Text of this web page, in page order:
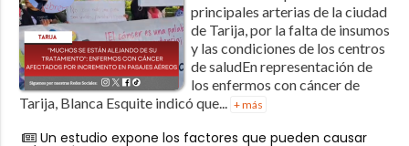
principales arterias de la ciudad
de Tarija, por la falta de insumos
y las condiciones de los centros
de saludEn representación de
los enfermos con cáncer de
Tarija, Blanca Esquite indicó que... + más
Un estudio expone los factores que pueden causar